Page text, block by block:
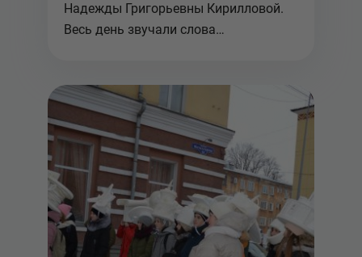
Надежды Григорьевны Кирилловой.
Весь день звучали слова